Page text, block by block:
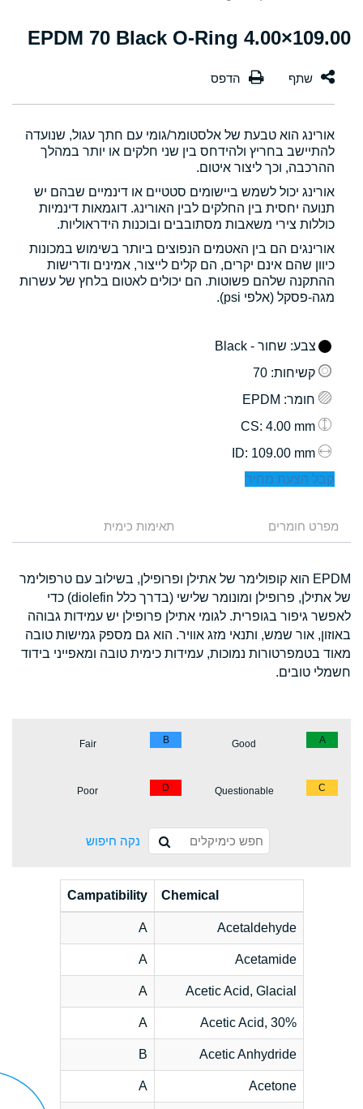
109.00×4.00 EPDM 70 Black O-Ring
אורינג הוא טבעת של אלסטומר/גומי עם חתך עגול, שנועדה
להתיישב בחריץ ולהידחס בין שני חלקים או יותר במהלך
ההרכבה, וכך ליצור איטום.
אורינג יכול לשמש ביישומים סטטיים או דינמיים שבהם יש
תנועה יחסית בין החלקים לבין האורינג. דוגמאות דינמיות
כוללות צירי משאבות מסתובבים ובוכנות הידראוליות.
אורינגים הם בין האטמים הנפוצים ביותר בשימוש במכונות
כיוון שהם אינם יקרים, הם קלים לייצור, אמינים ודרישות
ההתקנה שלהם פשוטות. הם יכולים לאטום בלחץ של עשרות
מגה-פסקל (אלפי psi).
צבע: שחור - Black
קשיחות: 70
חומר: EPDM
: 4.00 mm
: 109.00 mm
קבל הצעת מחיר
מפרט חומרים תאימות כימית
EPDM הוא קופולימר של אתילן ופרופילן, בשילוב עם טרפולימר
של אתילן, פרופילן ומונומר שלישי (בדרך כלל diolefin) כדי
לאפשר גיפור בגופרית. לגומי אתילן פרופילן יש עמידות גבוהה
באוזון, אור שמש, ותנאי מזג אוויר. הוא גם מספק גמישות טובה
מאוד בטמפרטורות נמוכות, עמידות כימית טובה ומאפייני בידוד
חשמלי טובים.
A
Good
B
Fair
C
Questionable
D
Poor
נקה חיפוש
Chemical
Campatibility
Acetaldehyde
A
Acetamide
A
Acetic Acid, Glacial
A
Acetic Acid, 30%
A
Acetic Anhydride
B
Acetone
A